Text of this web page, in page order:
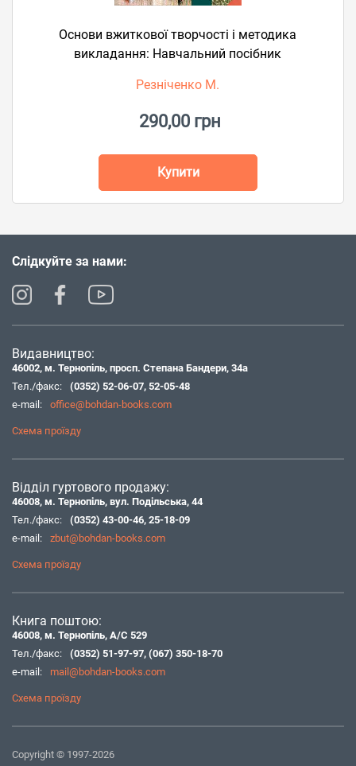
Основи вжиткової творчості і методика
викладання: Навчальний посібник
Резніченко М.
290,00 грн
Купити
Слідкуйте за нами:
Видавництво:
46002, м. Тернопіль, просп. Степана Бандери, 34а
Тел./факс:
(0352) 52-06-07, 52-05-48
e-mail:
office@bohdan-books.com
Схема проїзду
Відділ гуртового продажу:
46008, м. Тернопіль, вул. Подільська, 44
Тел./факс:
(0352) 43-00-46, 25-18-09
e-mail:
zbut@bohdan-books.com
Схема проїзду
Книга поштою:
46008, м. Тернопіль, А/С 529
Тел./факс:
(0352) 51-97-97, (067) 350-18-70
e-mail:
mail@bohdan-books.com
Схема проїзду
Copyright © 1997-2026